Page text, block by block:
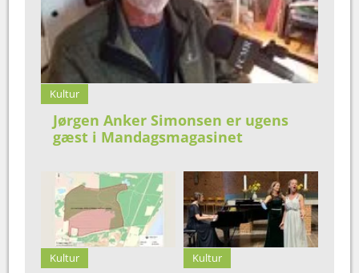
Kultur
Jørgen Anker Simonsen er ugens
gæst i Mandagsmagasinet
Kultur Kultur